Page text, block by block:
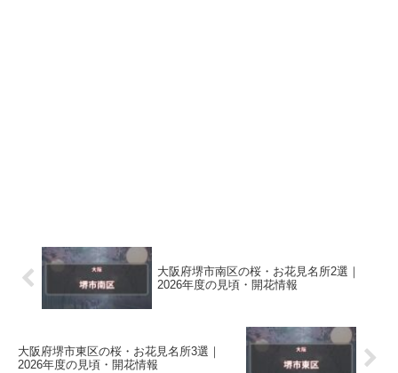
大阪府堺市南区の桜・お花見名所2選｜
2026年度の見頃・開花情報
大阪府堺市東区の桜・お花見名所3選｜
2026年度の見頃・開花情報